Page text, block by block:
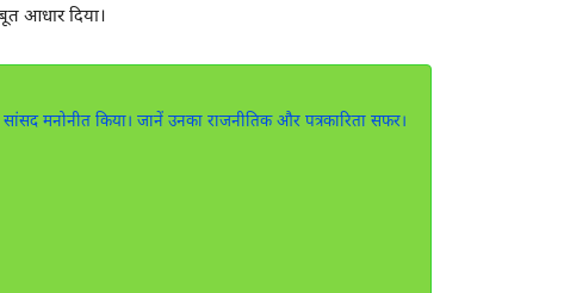
आधार दिया।
सांसद मनोनीत किया। जानें उनका राजनीतिक और पत्रकारिता सफर।